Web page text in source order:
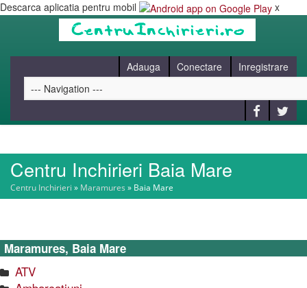
Descarca aplicatia pentru mobil x
Adauga Conectare Inregistrare
HOME
BLOG
Centru Inchirieri Baia Mare
Centru Inchirieri » Maramures » Baia Mare
Maramures, Baia Mare
ATV